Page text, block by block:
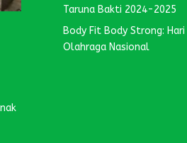
Taruna Bakti 2024-2025
Body Fit Body Strong: Hari
Olahraga Nasional